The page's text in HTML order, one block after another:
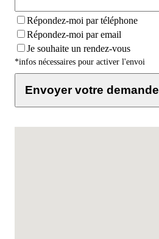
Répondez-moi par téléphone
Répondez-moi par email
Je souhaite un rendez-vous
*infos nécessaires pour activer l'envoi
Envoyer votre demande